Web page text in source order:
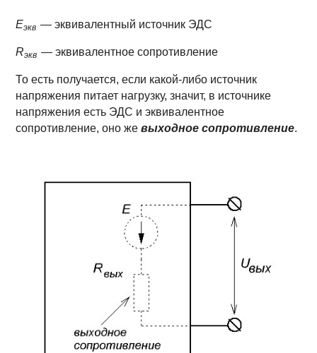
Eэкв— эквивалентный источник ЭДС
Rэкв— эквивалентное сопротивление
То есть получается, если какой-либо источник
напряжения питает нагрузку, значит, в источнике
напряжения есть ЭДС и эквивалентное
сопротивление, оно жевыходное сопротивление.